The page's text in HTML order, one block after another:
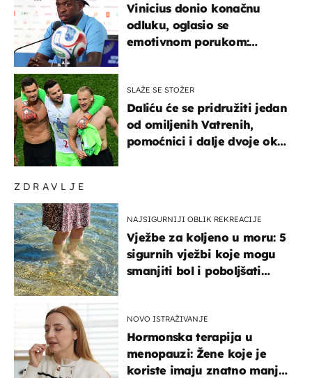
ZDRAVLJE
NAJSIGURNIJI OBLIK REKREACIJE
Vježbe za koljeno u moru: 5
sigurnih vježbi koje mogu
smanjiti bol i poboljšati
NOVO ISTRAŽIVANJE
Hormonska terapija u
menopauzi: Žene koje je
koriste imaju znatno manji
Vinicius donio konačnu
odluku, oglasio se
emotivnom porukom:
SLAŽE SE STOŽER
Daliću će se pridružiti jedan
od omiljenih Vatrenih,
pomoćnici i dalje dvoje oko